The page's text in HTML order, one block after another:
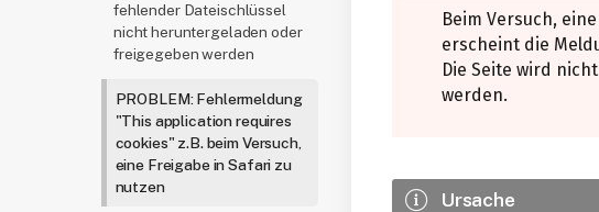
fehlender Dateischlüssel
nicht heruntergeladen oder
freigegeben werden
PROBLEM: Fehlermeldung
"This application requires
cookies" z.B. beim Versuch,
eine Freigabe in Safari zu
nutzen
Beim Versuch,
erscheint die
Die Seite wird
werden.
Ursache